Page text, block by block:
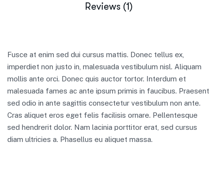
Reviews (1)
Fusce at enim sed dui cursus mattis. Donec tellus ex,
imperdiet non justo in, malesuada vestibulum nisl. Aliquam
mollis ante orci. Donec quis auctor tortor. Interdum et
malesuada fames ac ante ipsum primis in faucibus. Praesent
sed odio in ante sagittis consectetur vestibulum non ante.
Cras aliquet eros eget felis facilisis ornare. Pellentesque
sed hendrerit dolor. Nam lacinia porttitor erat, sed cursus
diam ultricies a. Phasellus eu aliquet massa.